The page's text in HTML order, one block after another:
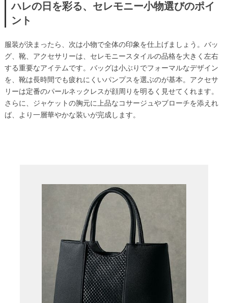
ハレの日を彩る、セレモニー小物選びのポイ
ント
服装が決まったら、次は小物で全体の印象を仕上げましょう。バッ
グ、靴、アクセサリーは、セレモニースタイルの品格を大きく左右
する重要なアイテムです。バッグは小ぶりでフォーマルなデザイン
を、靴は長時間でも疲れにくいパンプスを選ぶのが基本。アクセサ
リーは定番のパールネックレスが顔周りを明るく見せてくれます。
さらに、ジャケットの胸元に上品なコサージュやブローチを添えれ
ば、より一層華やかな装いが完成します。